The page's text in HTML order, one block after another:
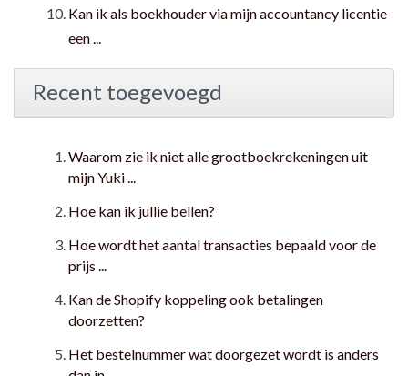
Kan ik als boekhouder via mijn accountancy licentie
een ...
Recent toegevoegd
Waarom zie ik niet alle grootboekrekeningen uit
mijn Yuki ...
Hoe kan ik jullie bellen?
Hoe wordt het aantal transacties bepaald voor de
prijs ...
Kan de Shopify koppeling ook betalingen
doorzetten?
Het bestelnummer wat doorgezet wordt is anders